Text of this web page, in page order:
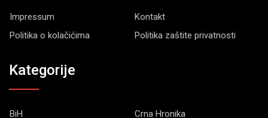
Impressum
Kontakt
Politika o kolačićima
Politika zaštite privatnosti
Kategorije
BiH
Crna Hronika